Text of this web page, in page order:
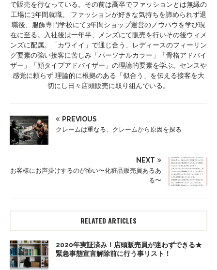
で販売を行なっている。その前は高卒でファッションとは無縁の
工場に3年間就職。 ファッションが好きな気持ちを諦められず退
職後、服飾専門学校にて3年間ショップ運営のノウハウを学び現
在に至る。入社後は一年半、メンズにて販売を行いその後ウィメ
ンズに配属。「カワイイ」で通じ合う、レディースのフィーリン
グ要素の強い接客に苦しみ「パーソナルカラー」「骨格アドバイ
ザー」「顔タイプアドバイザー」の理論的要素を学ぶ。センスや
感覚に頼らず 理論的に根拠のある「似合う」を伝える接客を大
切にし日々店頭販売に取り組んでいる。
PREVIOUS
クレームは重なる、クレームから原因を探る
NEXT
お客様にお声掛けするのが怖い〜化粧品販売員あるあ
る〜
RELATED ARTICLES
2020年実証済み！店頭販売員が迷わずできる★
緊急事態宣言解除前に行う事リスト！